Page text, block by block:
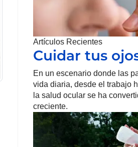
Artículos Recientes
Cuidar tus
En un escenario donde las
vida diaria, desde el trabajo
la salud ocular se ha
creciente.